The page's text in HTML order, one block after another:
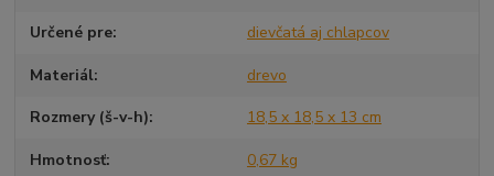
Určené pre dievčatá aj chlapcov
Materiál drevo
Rozmery (š-v-h) 18,5 x 18,5 x 13 cm
Hmotnosť 0,67 kg